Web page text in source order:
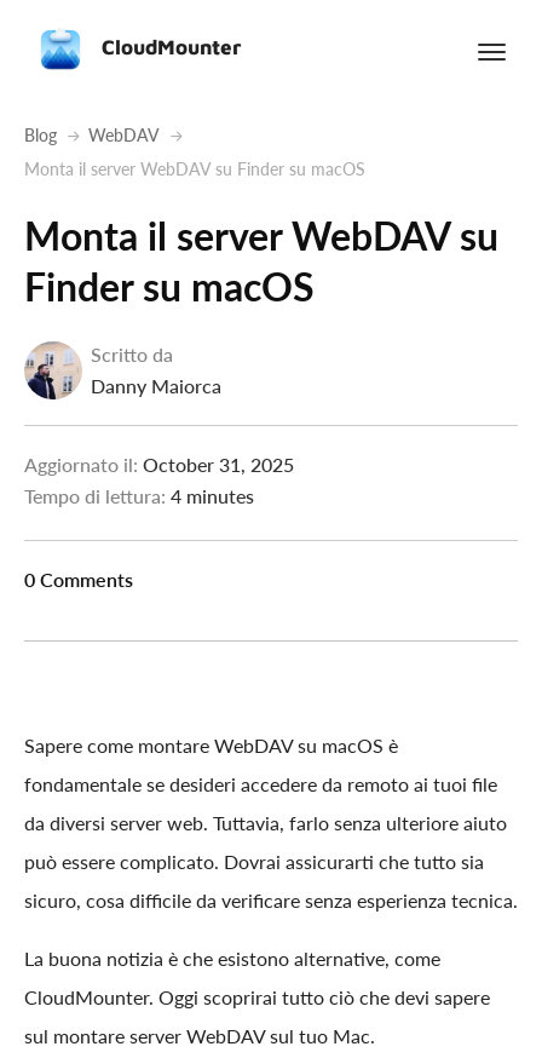
CloudMounter
Blog
WebDAV
Monta il server WebDAV su Finder su macOS
Monta il server WebDAV su
Finder su macOS
Scritto da
Danny Maiorca
Aggiornato il: October 31, 2025
Tempo di lettura: 4 minutes
0 Comments
Sapere come montare WebDAV su macOS è
fondamentale se desideri accedere da remoto ai tuoi file
da diversi server web. Tuttavia, farlo senza ulteriore aiuto
può essere complicato. Dovrai assicurarti che tutto sia
sicuro, cosa difficile da verificare senza esperienza tecnica.
La buona notizia è che esistono alternative, come
CloudMounter. Oggi scoprirai tutto ciò che devi sapere
sul montare server WebDAV sul tuo Mac.